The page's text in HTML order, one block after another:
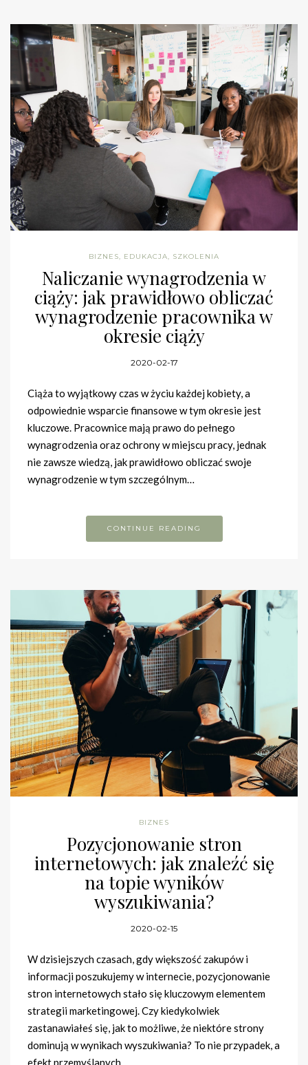
BIZNES, EDUKACJA, SZKOLENIA
Naliczanie wynagrodzenia w
ciąży: jak prawidłowo obliczać
wynagrodzenie pracownika w
okresie ciąży
2020-02-17
Ciąża to wyjątkowy czas w życiu każdej kobiety, a
odpowiednie wsparcie finansowe w tym okresie jest
kluczowe. Pracownice mają prawo do pełnego
wynagrodzenia oraz ochrony w miejscu pracy, jednak
nie zawsze wiedzą, jak prawidłowo obliczać swoje
wynagrodzenie w tym szczególnym…
CONTINUE READING
BIZNES
Pozycjonowanie stron
internetowych: jak znaleźć się
na topie wyników
wyszukiwania?
2020-02-15
W dzisiejszych czasach, gdy większość zakupów i
informacji poszukujemy w internecie, pozycjonowanie
stron internetowych stało się kluczowym elementem
strategii marketingowej. Czy kiedykolwiek
zastanawiałeś się, jak to możliwe, że niektóre strony
dominują w wynikach wyszukiwania? To nie przypadek, a
efekt przemyślanych…